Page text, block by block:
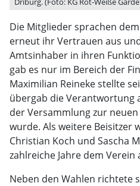
Die Mitglieder sprachen
erneut ihr Vertrauen aus
Amtsinhaber in ihren
gab es nur im Bereich der
Maximilian Reineke stellte
übergab die Verantwortung
der Versammlung zur
wurde. Als weitere Beisitzer
Christian Koch und Sascha
zahlreiche Jahre dem Verein
Neben den Wahlen richtete